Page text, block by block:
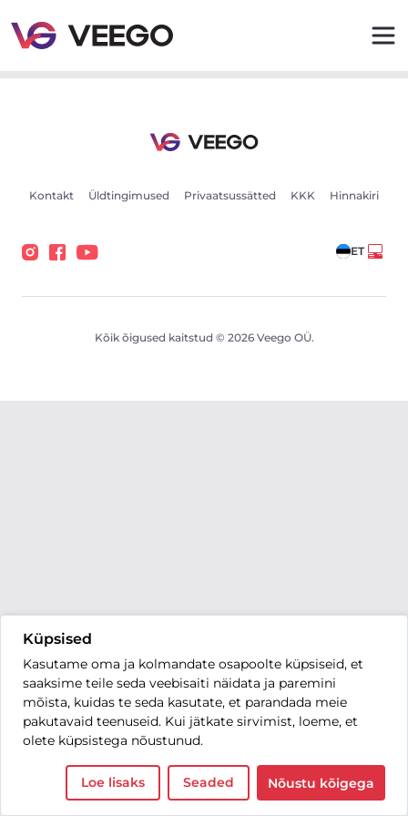
Küpsised
Kasutame oma ja kolmandate osapoolte küpsiseid, et
saaksime teile seda veebisaiti näidata ja paremini
mõista, kuidas te seda kasutate, et parandada meie
pakutavaid teenuseid. Kui jätkate sirvimist, loeme, et
olete küpsistega nõustunud.
Loe lisaks Seaded Nõustu kõigega
Kontakt Üldtingimused Privaatsussätted KKK Hinnakiri
ET
Kõik õigused kaitstud © 2026 Veego OÜ.